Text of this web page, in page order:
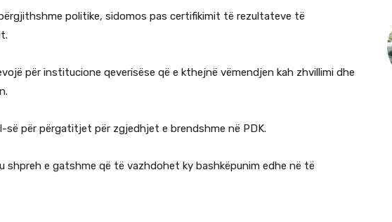
politike, sidomos pas certifikimit të rezultateve të
për institucione qeverisëse që e kthejnë vëmendjen kah zhvillimi dhe
për përgatitjet për zgjedhjet e brendshme në PDK.
shpreh e gatshme që të vazhdohet ky bashkëpunim edhe në të